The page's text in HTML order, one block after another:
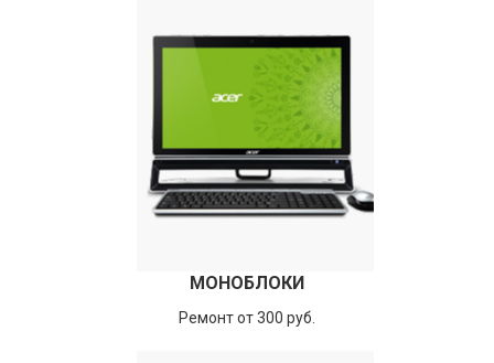
МОНОБЛОКИ
Ремонт от 300 руб.